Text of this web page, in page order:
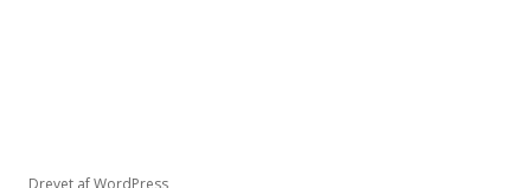
Drevet af WordPress